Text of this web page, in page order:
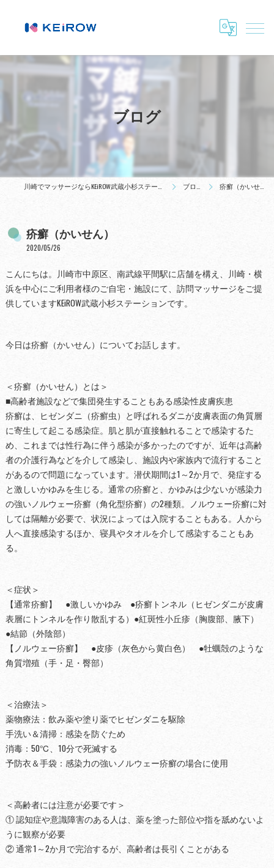
ブログ
ブログ 疥癬（かいせん）
疥癬（かいせん）
2020/05/26
こんにちは。川崎市中原区、南武線平間駅に店舗を構え、川崎・横
浜を中心にご利用者様のご自宅・施設にて、訪問マッサージをご提
供していますKEiROW武蔵小杉ステーションです。
今日は疥癬（かいせん）についてお話します。
＜疥癬（かいせん）とは＞
■高齢者施設などで集団発生することもある感染性皮膚疾患
疥癬は、ヒゼンダニ（疥癬虫）と呼ばれるダニが皮膚表面の角質層
に寄生して起こる感染症。肌と肌が直接触れることで感染するた
め、これまでは性行為に伴う感染が多かったのですが、近年は高齢
者の介護行為などを介して感染し、施設内や家族内で流行すること
があるので問題になっています。潜伏期間は1～2か月で、発症する
と激しいかゆみを生じる。通常の疥癬と、かゆみは少ないが感染力
の強いノルウェー疥癬（角化型疥癬）の2種類。ノルウェー疥癬に対
しては隔離が必要で、状況によっては入院することもある。人から
人へ直接感染するほか、寝具やタオルを介して感染することもあ
る。
＜症状＞
【通常疥癬】 ●激しいかゆみ ●疥癬トンネル（ヒゼンダニが皮膚
表層にトンネルを作り散乱する）●紅斑性小丘疹（胸腹部、腋下）
●結節（外陰部）
【ノルウェー疥癬】 ●皮疹（灰色から黄白色） ●牡蠣殻のような
角質増殖（手・足・臀部）
＜治療法＞
薬物療法：飲み薬や塗り薬でヒゼンダニを駆除
手洗い＆清掃：感染を防ぐため
消毒：50℃、10分で死滅する
予防衣＆手袋：感染力の強いノルウェー疥癬の場合に使用
＜高齢者には注意が必要です＞
① 認知症や意識障害のある人は、薬を塗った部位や指を舐めないよ
うに観察が必要
② 通常1～2か月で完治するが、高齢者は長引くことがある